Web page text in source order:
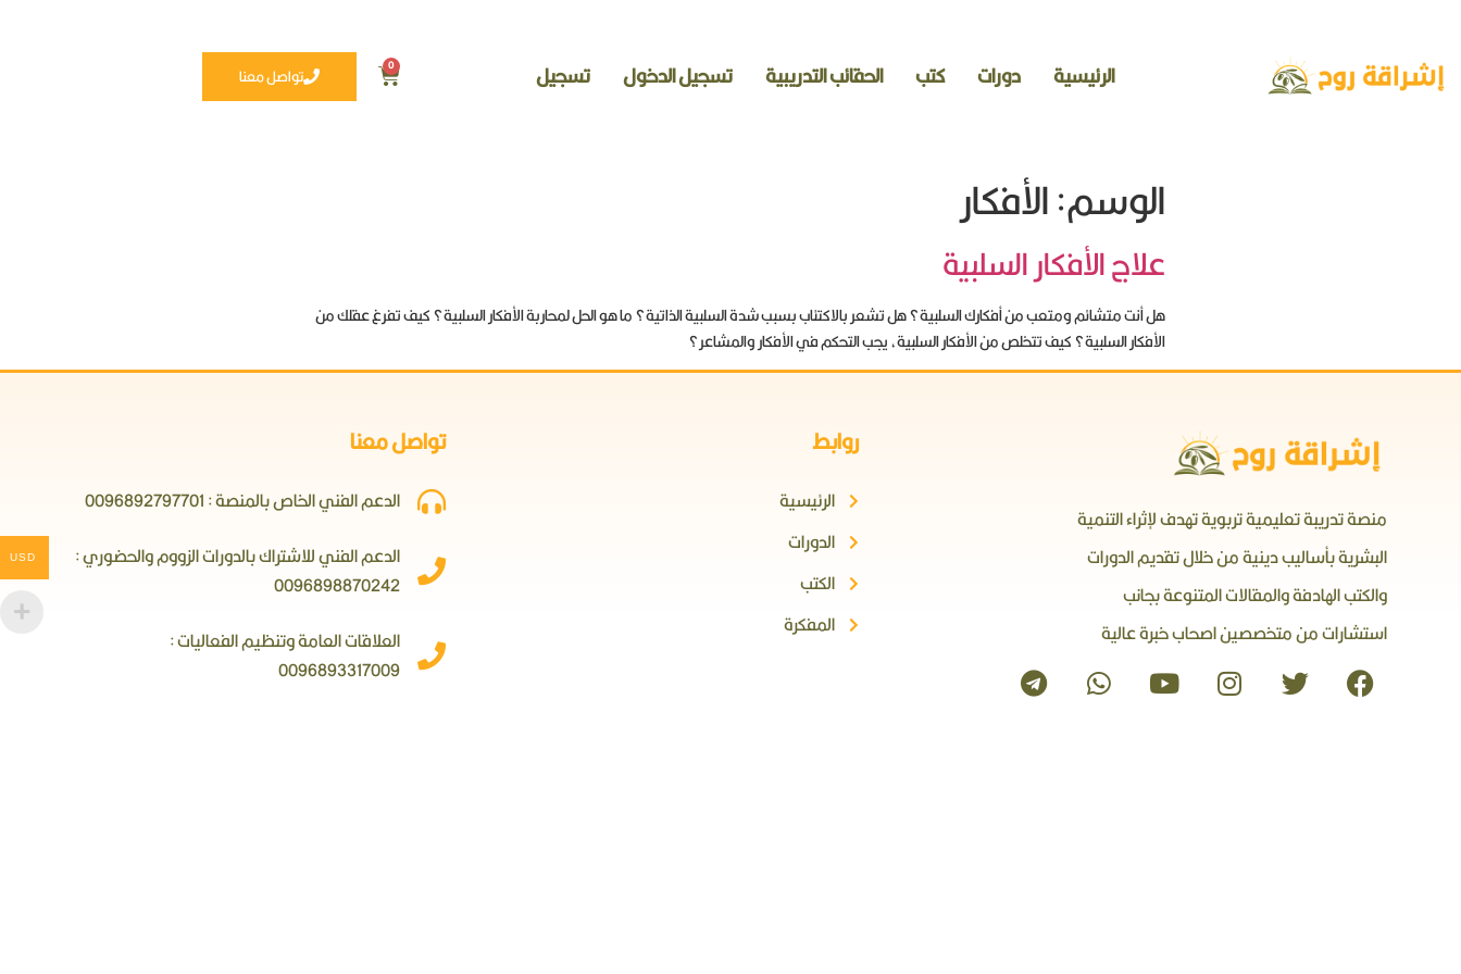
الرئيسية دورات كتب الحقائب التدريبية تسجيل الدخول تسجيل 0 تواصل معنا
الوسم:الأفكار
علاج الأفكار السلبية
هل أنت متشائم ومتعب من أفكارك السلبية؟ هل تشعر بالاكتئاب بسبب شدة السلبية الذاتية؟ ما هو الحل لمحاربة الأفكار السلبية؟ كيف تفرغ عقلك من
الأفكار السلبية؟ كيف تتخلص من الأفكار السلبية، يجب التحكم في الأفكار والمشاعر؟
منصة تدريبة تعليمية تربوية تهدف لإثراء التنمية
البشرية بأساليب دينية من خلال تقديم الدورات
والكتب الهادفة والمقالات المتنوعة بجانب
استشارات من متخصصين اصحاب خبرة عالية
روابط
الرئيسية
الدورات
الكتب
المفكرة
تواصل معنا
الدعم الفني الخاص بالمنصة : 0096892797701
الدعم الفني للاشتراك بالدورات الزووم والحضوري :
0096898870242
العلاقات العامة وتنظيم الفعاليات :
0096893317009
USD